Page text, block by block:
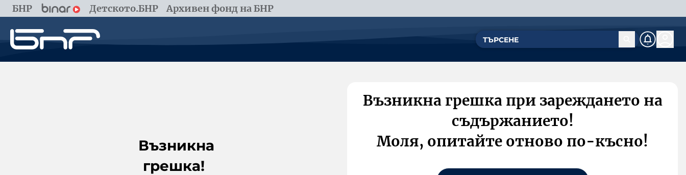
БНР Детското.БНР Архивен фонд на БНР
Възникна
грешка!
Възникна грешка при зареждането на
съдържанието!
Моля, опитайте отново по-късно!